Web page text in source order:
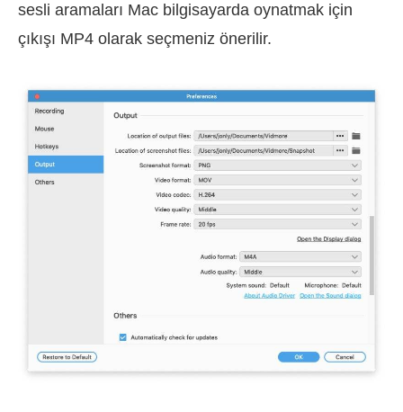
sesli aramaları Mac bilgisayarda oynatmak için
çıkışı MP4 olarak seçmeniz önerilir.